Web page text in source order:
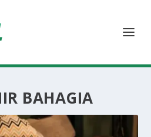
BAHAGIA